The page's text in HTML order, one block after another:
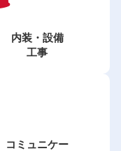
内装・設備
工事
コミュニケー